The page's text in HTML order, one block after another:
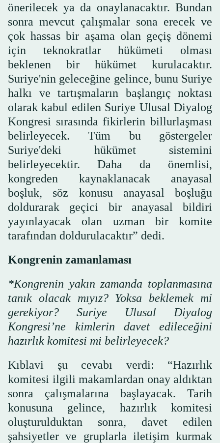
önerilecek ya da onaylanacaktır. Bundan
sonra mevcut çalışmalar sona erecek ve
çok hassas bir aşama olan geçiş dönemi
için teknokratlar hükümeti olması
beklenen bir hükümet kurulacaktır.
Suriye'nin geleceğine gelince, bunu Suriye
halkı ve tartışmaların başlangıç noktası
olarak kabul edilen Suriye Ulusal Diyalog
Kongresi sırasında fikirlerin billurlaşması
belirleyecek. Tüm bu göstergeler
Suriye'deki hükümet sistemini
belirleyecektir. Daha da önemlisi,
kongreden kaynaklanacak anayasal
boşluk, söz konusu anayasal boşluğu
doldurarak geçici bir anayasal bildiri
yayınlayacak olan uzman bir komite
tarafından doldurulacaktır” dedi.
Kongrenin zamanlaması
*Kongrenin yakın zamanda toplanmasına
tanık olacak mıyız? Yoksa beklemek mi
gerekiyor? Suriye Ulusal Diyalog
Kongresi’ne kimlerin davet edileceğini
hazırlık komitesi mi belirleyecek?
Kıblavi şu cevabı verdi: “Hazırlık
komitesi ilgili makamlardan onay aldıktan
sonra çalışmalarına başlayacak. Tarih
konusuna gelince, hazırlık komitesi
oluşturulduktan sonra, davet edilen
şahsiyetler ve gruplarla iletişim kurmak